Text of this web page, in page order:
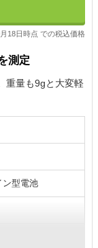
18日時点 での税込価格
測定
重量も9gと大変軽
ン型電池